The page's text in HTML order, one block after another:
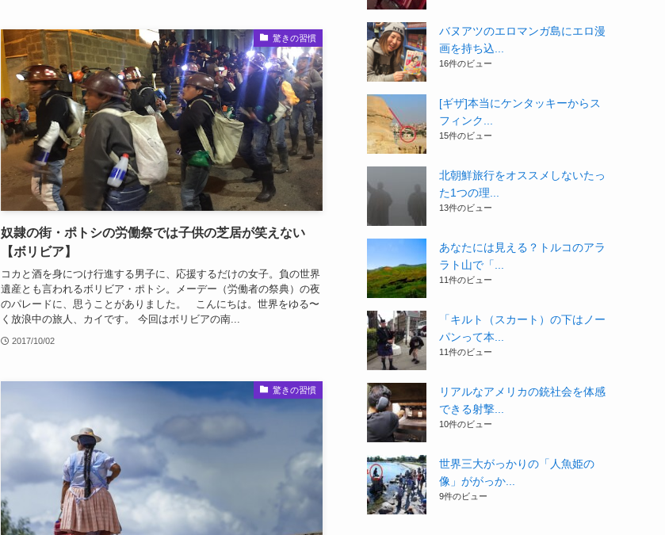
驚きの習慣
奴隷の街・ポトシの労働祭では子供の芝居が笑えない
【ボリビア】
コカと酒を身につけ行進する男子に、応援するだけの女子。負の世界
遺産とも言われるボリビア・ポトシ。メーデー（労働者の祭典）の夜
のパレードに、思うことがありました。 こんにちは。世界をゆる〜
く放浪中の旅人、カイです。 今回はボリビアの南...
2017/10/02
驚きの習慣
バヌアツのエロマンガ島にエロ漫
画を持ち込...
16件のビュー
[ギザ]本当にケンタッキーからス
フィンク...
15件のビュー
北朝鮮旅行をオススメしないたっ
た1つの理...
13件のビュー
あなたには見える？トルコのアラ
ラト山で「...
11件のビュー
「キルト（スカート）の下はノー
パンって本...
11件のビュー
リアルなアメリカの銃社会を体感
できる射撃...
10件のビュー
世界三大がっかりの「人魚姫の
像」ががっか...
9件のビュー